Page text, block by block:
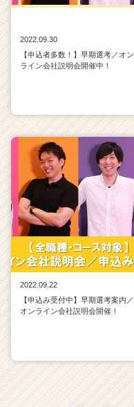
2022.09.30
【申込者多数！】早期選考／オン
ライン会社説明会開催中！
2022.09.22
【申込み受付中】早期選考案内／
オンライン会社説明会開催！